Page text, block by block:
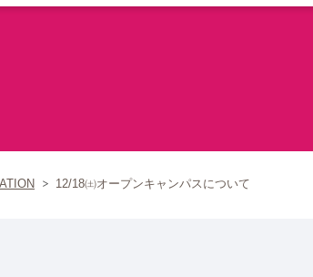
12/18㈯オープンキャンパスについて